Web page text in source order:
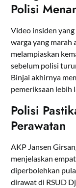
Polisi
Video insiden
warga yang marah
melampiaskan
sebelum polisi
Binjai akhirnya
pemeriksaan lebih
Polisi
Perawatan
AKP Jansen
menjelaskan
diperbolehkan
dirawat di RSUD